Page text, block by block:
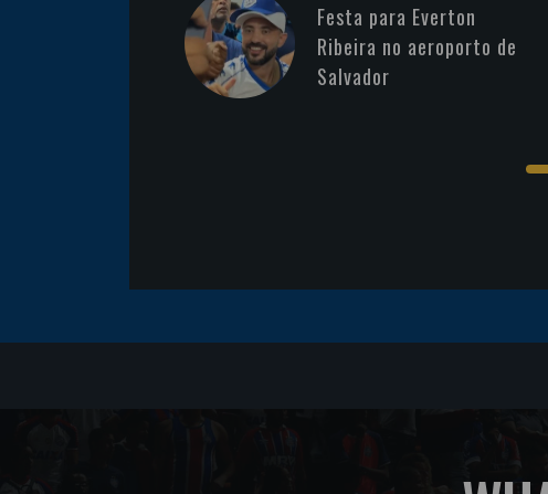
Festa para Everton
Ribeira no aeroporto de
Salvador